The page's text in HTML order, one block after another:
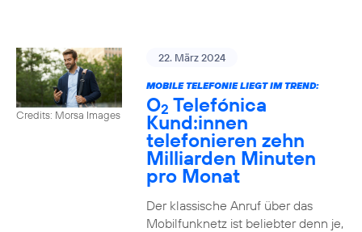
Credits: Morsa Images
22. März 2024
MOBILE TELEFONIE LIEGT IM TREND:
O2 Telefónica
Kund:innen
telefonieren zehn
Milliarden Minuten
pro Monat
Der klassische Anruf über das
Mobilfunknetz ist beliebter denn je,